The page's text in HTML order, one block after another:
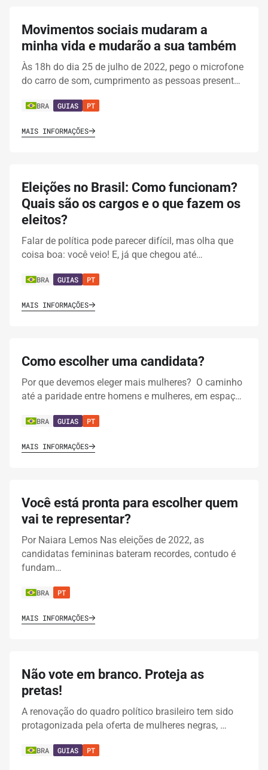
Movimentos sociais mudaram a
minha vida e mudarão a sua também
Às 18h do dia 25 de julho de 2022, pego o microfone
do carro de som, cumprimento as pessoas present…
BRA GUIAS PT
MAIS INFORMAÇÕES
Eleições no Brasil: Como funcionam?
Quais são os cargos e o que fazem os
eleitos?
Falar de política pode parecer difícil, mas olha que
coisa boa: você veio! E, já que chegou até…
BRA GUIAS PT
MAIS INFORMAÇÕES
Como escolher uma candidata?
Por que devemos eleger mais mulheres? O caminho
até a paridade entre homens e mulheres, em espaç…
BRA GUIAS PT
MAIS INFORMAÇÕES
Você está pronta para escolher quem
vai te representar?
Por Naiara Lemos Nas eleições de 2022, as
candidatas femininas bateram recordes, contudo é
fundam…
BRA PT
MAIS INFORMAÇÕES
Não vote em branco. Proteja as
pretas!
A renovação do quadro político brasileiro tem sido
protagonizada pela oferta de mulheres negras, …
BRA GUIAS PT